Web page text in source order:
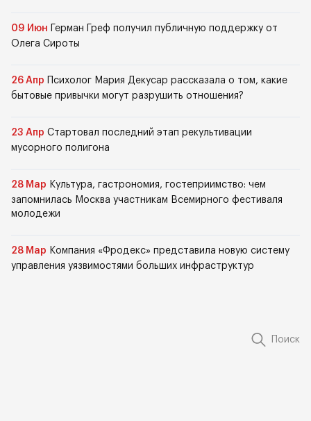
09 Июн
Герман Греф получил публичную поддержку от
Олега Сироты
26 Апр
Психолог Мария Декусар рассказала о том, какие
бытовые привычки могут разрушить отношения?
23 Апр Стартовал последний этап рекультивации
мусорного полигона
28 Мар Культура, гастрономия, гостеприимство: чем
запомнилась Москва участникам Всемирного фестиваля
молодежи
28 Мар Компания «Фродекс» представила новую систему
управления уязвимостями больших инфраструктур
Поиск